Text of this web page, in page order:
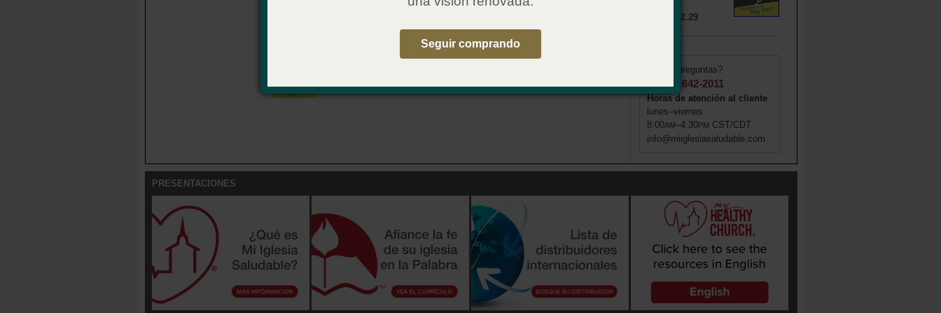
Precio: $ 2.29
¿Tiene preguntas?
1 (855) 642-2011
Horas de atención al cliente
lunes–viernes
8:00AM–4:30PM CST/CDT
info@miiglesiasaludable.com
PRESENTACIONES
Seguir comprando